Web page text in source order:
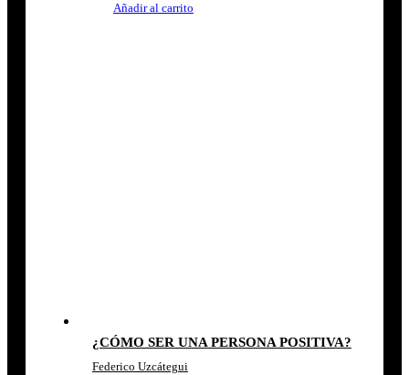
Añadir al carrito
¿CÓMO SER UNA PERSONA POSITIVA?
Federico Uzcátegui